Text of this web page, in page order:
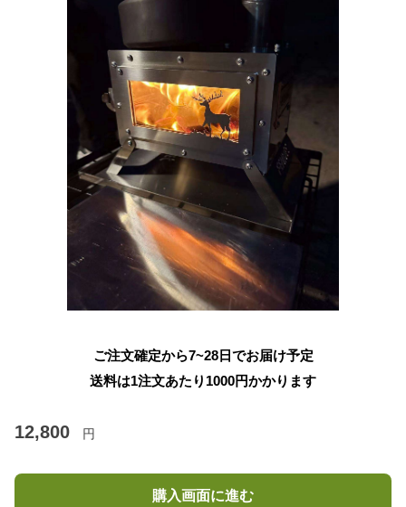
ご注文確定から7~28日でお届け予定
送料は1注文あたり 1000円かかります
12,800 円
購入画面に進む